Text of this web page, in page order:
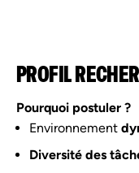
PROFIL
Pourquoi postuler ?
Environnement
Diversité des